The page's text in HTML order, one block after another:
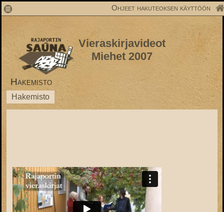
1 Ohjeet hakuteoksen käyttöön
Vieraskirjavideot
Miehet 2007
Hakemisto
Hakemisto